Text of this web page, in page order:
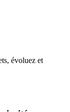
évoluez et